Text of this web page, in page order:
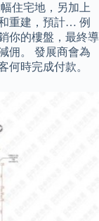
住宅地，另加上
重建，預計… 例
你的樓盤，最終導
佣。 發展商會為
何時完成付款。